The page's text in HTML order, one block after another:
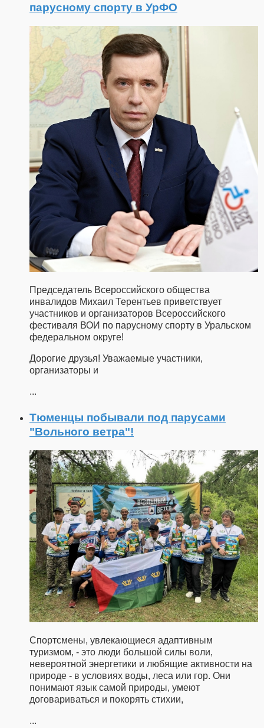
парусному спорту в УрФО
Председатель Всероссийского общества
инвалидов Михаил Терентьев приветствует
участников и организаторов Всероссийского
фестиваля ВОИ по парусному спорту в Уральском
федеральном округе!
Дорогие друзья! Уважаемые участники,
организаторы и
...
Тюменцы побывали под парусами
"Вольного ветра"!
Спортсмены, увлекающиеся адаптивным
туризмом, - это люди большой силы воли,
невероятной энергетики и любящие активности на
природе - в условиях воды, леса или гор. Они
понимают язык самой природы, умеют
договариваться и покорять стихии,
...